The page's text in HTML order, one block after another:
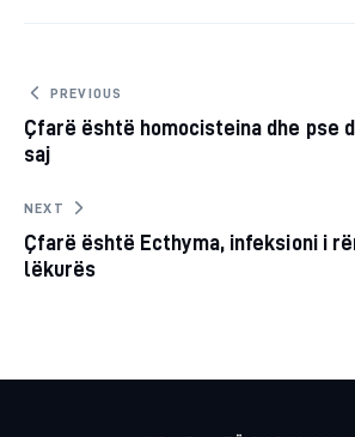
CLIPBOARD
Post
navigation
PREVIOUS
Çfarë është homocisteina dhe pse
saj
NEXT
Çfarë është Ecthyma, infeksioni i
lëkurës